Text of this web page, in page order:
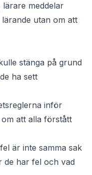
lärare meddelar
utan om att
stänga på grund
ha sett
inför
att alla förstått
är inte samma sak
de har fel och vad